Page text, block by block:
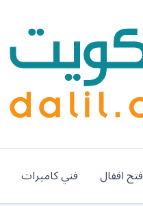
فتح اقفال فني كاميرات